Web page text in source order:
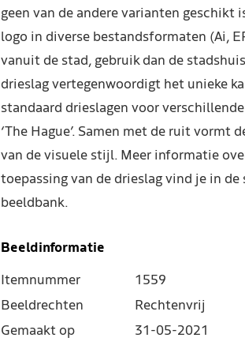
geen van de andere varianten
logo in diverse bestandsformaten (Ai,
vanuit de stad, gebruik dan de
drieslag vertegenwoordigt het unieke
standaard drieslagen voor
‘The Hague’. Samen met de ruit vormt
van de visuele stijl. Meer informatie
toepassing van de drieslag vind je in
beeldbank.
Beeldinformatie
Itemnummer
1559
Beeldrechten
Rechtenvrij
Gemaakt op
31-05-2021